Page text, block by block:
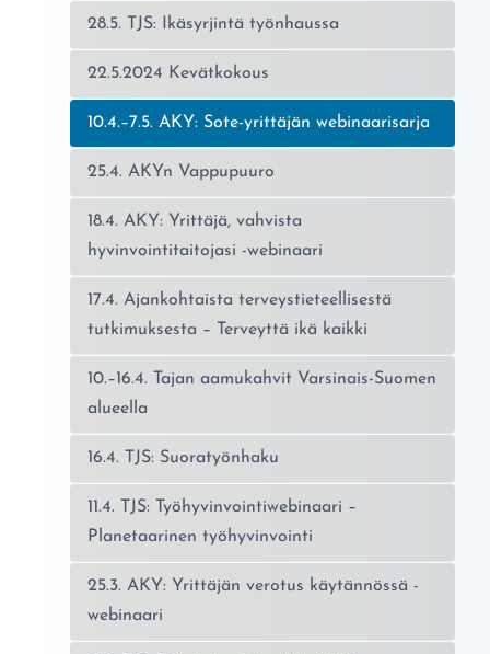
28.5. TJS: Ikäsyrjintä työnhaussa
22.5.2024 Kevätkokous
Nykyinen sivu:
10.4.–7.5. AKY: Sote-yrittäjän webinaarisarja
25.4. AKYn Vappupuuro
18.4. AKY: Yrittäjä, vahvista
hyvinvointitaitojasi -webinaari
17.4. Ajankohtaista terveystieteellisestä
tutkimuksesta – Terveyttä ikä kaikki
10.–16.4. Tajan aamukahvit Varsinais-Suomen
alueella
16.4. TJS: Suoratyönhaku
11.4. TJS: Työhyvinvointiwebinaari –
Planetaarinen työhyvinvointi
25.3. AKY: Yrittäjän verotus käytännössä -
webinaari